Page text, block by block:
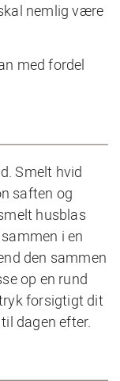
nemlig være
med fordel
Smelt hvid
saften og
husblas
i en
den sammen
op en rund
forsigtigt dit
dagen efter.